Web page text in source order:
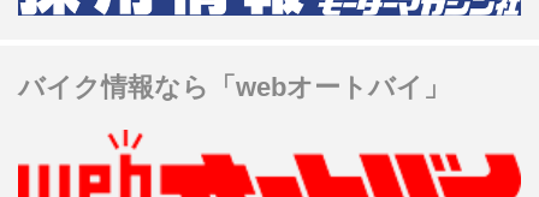
バイク情報なら「webオートバイ」